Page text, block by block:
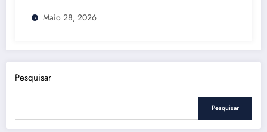
Maio 28, 2026
Pesquisar
Pesquisar